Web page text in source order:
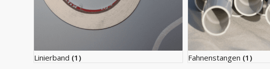
Linierband (1) Fahnenstangen (1)